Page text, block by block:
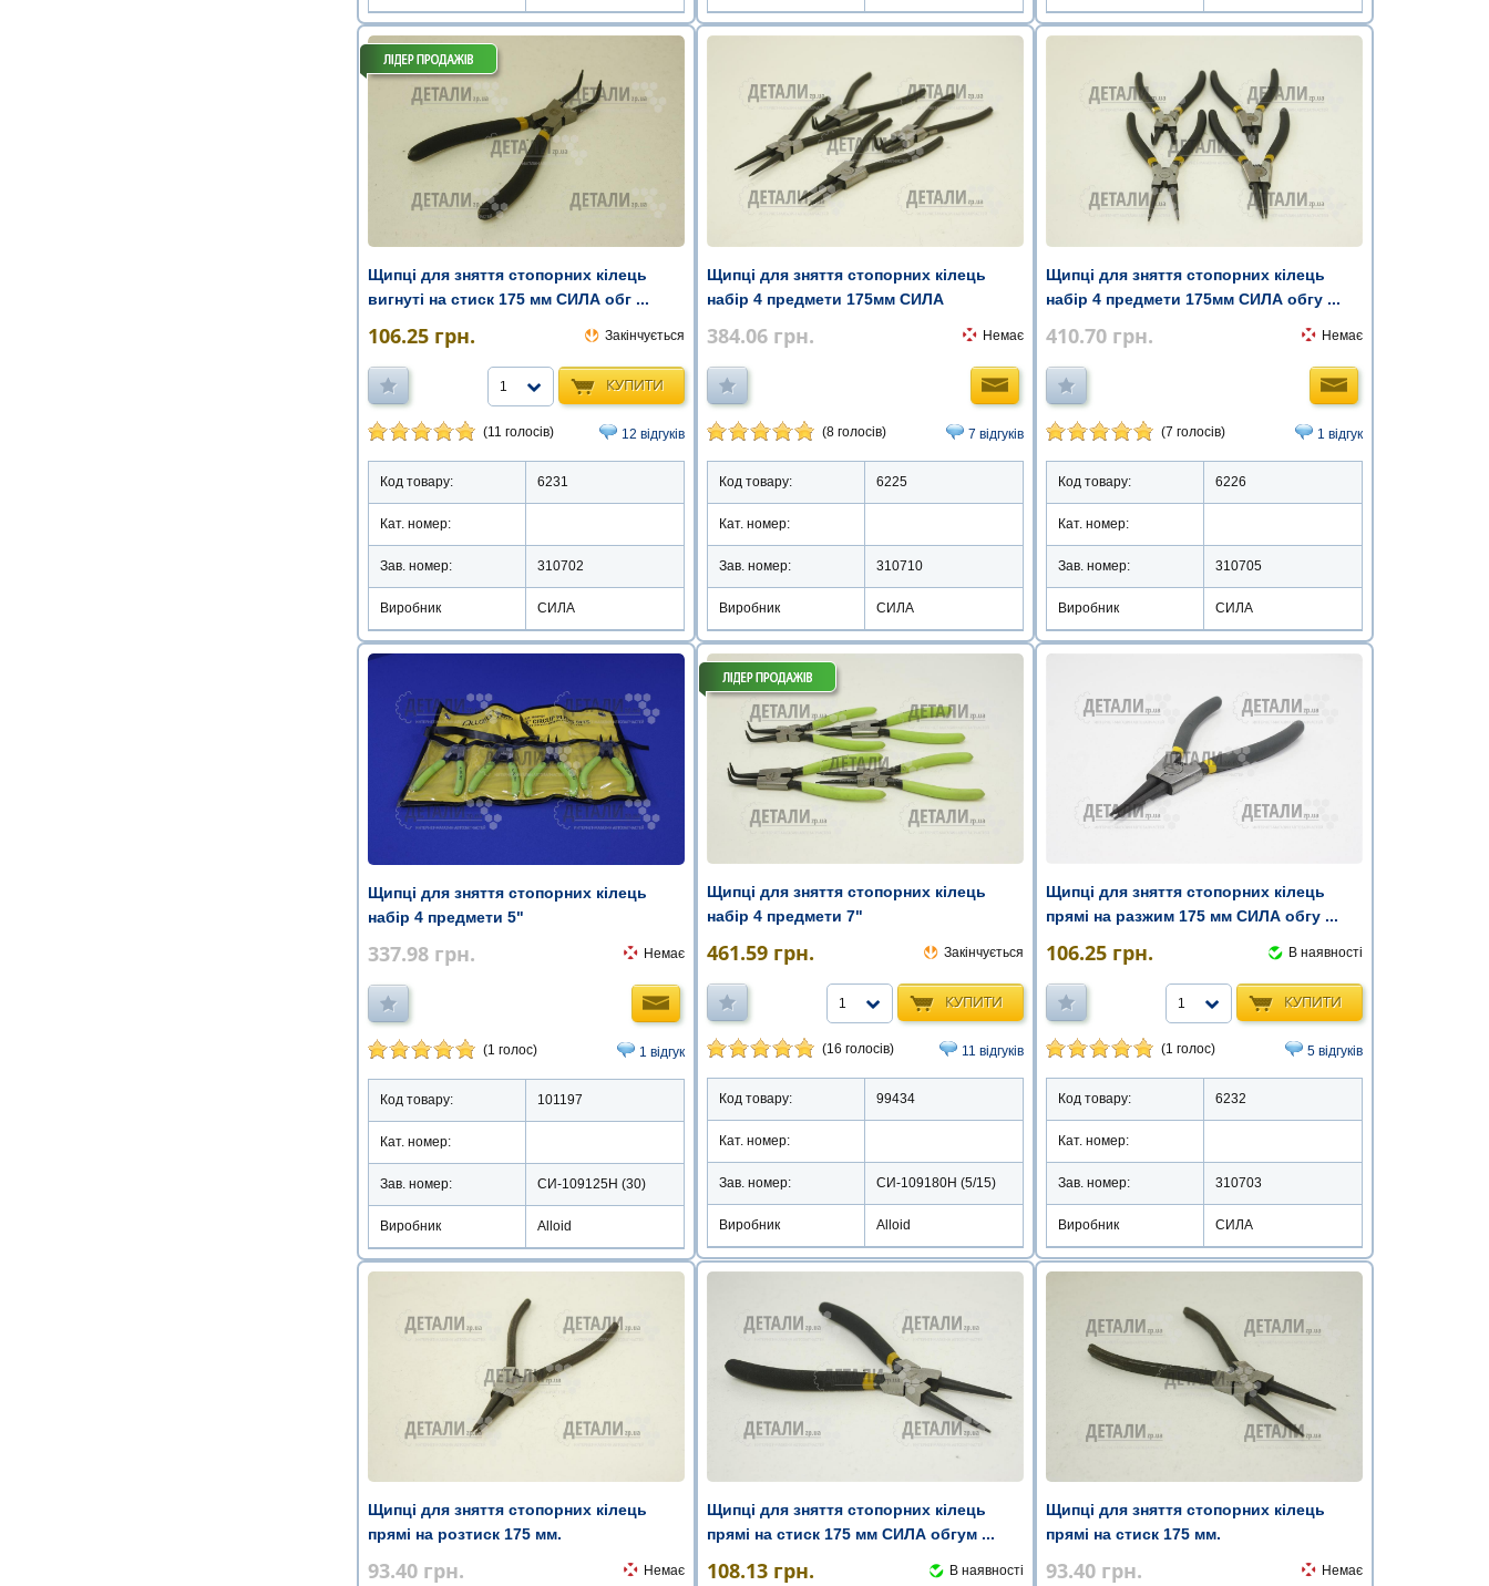
Щипці для зняття стопорних кілець
вигнуті на стиск 175 мм СИЛА обг ...
106.25 грн. Закінчується
КУПИТИ
1
(11 голосів) 12 відгуків
Код товару: 6231
Кат. номер:
Зав. номер: 310702
Виробник СИЛА
Щипці для зняття стопорних кілець
набір 4 предмети 175мм СИЛА
384.06 грн. Немає
(8 голосів) 7 відгуків
Код товару: 6225
Кат. номер:
Зав. номер: 310710
Виробник СИЛА
Щипці для зняття стопорних кілець
набір 4 предмети 175мм СИЛА обгу ...
410.70 грн. Немає
(7 голосів) 1 відгук
Код товару: 6226
Кат. номер:
Зав. номер: 310705
Виробник СИЛА
Щипці для зняття стопорних кілець
набір 4 предмети 5"
337.98 грн. Немає
(1 голос) 1 відгук
Код товару: 101197
Кат. номер:
Зав. номер: СИ-109125Н (30)
Виробник Alloid
Щипці для зняття стопорних кілець
набір 4 предмети 7"
461.59 грн. Закінчується
КУПИТИ
1
(16 голосів) 11 відгуків
Код товару: 99434
Кат. номер:
Зав. номер: СИ-109180Н (5/15)
Виробник Alloid
Щипці для зняття стопорних кілець
прямі на разжим 175 мм СИЛА обгу ...
106.25 грн. В наявності
КУПИТИ
1
(1 голос) 5 відгуків
Код товару: 6232
Кат. номер:
Зав. номер: 310703
Виробник СИЛА
Щипці для зняття стопорних кілець
прямі на розтиск 175 мм.
93.40 грн. Немає
Щипці для зняття стопорних кілець
прямі на стиск 175 мм СИЛА обгум ...
108.13 грн. В наявності
Щипці для зняття стопорних кілець
прямі на стиск 175 мм.
93.40 грн. Немає